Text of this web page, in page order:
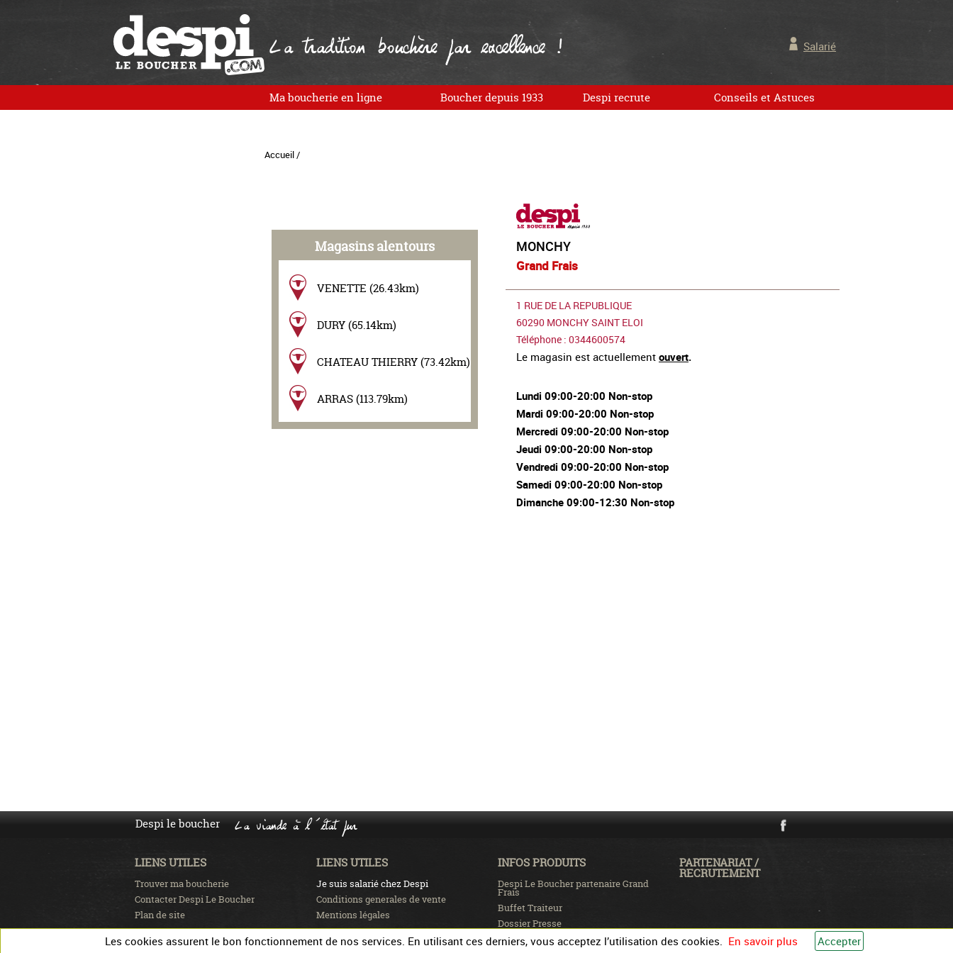
La tradition bouchère par excellence ! Salarié
Ma boucherie en ligne Boucher depuis 1933 Despi recrute Conseils et Astuces
Accueil /
Magasins alentours
VENETTE (26.43km)
DURY (65.14km)
CHATEAU THIERRY (73.42km)
ARRAS (113.79km)
MONCHY
Grand Frais
1 RUE DE LA REPUBLIQUE
60290 MONCHY SAINT ELOI
Téléphone : 0344600574
Le magasin est actuellement ouvert.
Lundi 09:00-20:00 Non-stop
Mardi 09:00-20:00 Non-stop
Mercredi 09:00-20:00 Non-stop
Jeudi 09:00-20:00 Non-stop
Vendredi 09:00-20:00 Non-stop
Samedi 09:00-20:00 Non-stop
Dimanche 09:00-12:30 Non-stop
Despi le boucher La viande à l'état pur
LIENS UTILES
Trouver ma boucherie
Contacter Despi Le Boucher
Plan de site
LIENS UTILES
Je suis salarié chez Despi
Conditions generales de vente
Mentions légales
INFOS PRODUITS
Despi Le Boucher partenaire Grand
Frais
Buffet Traiteur
Dossier Presse
Recrutement
PARTENARIAT /
RECRUTEMENT
Les cookies assurent le bon fonctionnement de nos services. En utilisant ces derniers, vous acceptez l’utilisation des cookies. En savoir plus Accepter